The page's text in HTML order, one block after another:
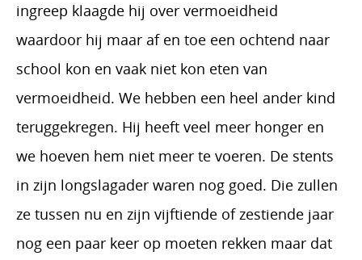
ingreep klaagde hij over vermoeidheid
waardoor hij maar af en toe een ochtend naar
school kon en vaak niet kon eten van
vermoeidheid. We hebben een heel ander kind
teruggekregen. Hij heeft veel meer honger en
we hoeven hem niet meer te voeren. De stents
in zijn longslagader waren nog goed. Die zullen
ze tussen nu en zijn vijftiende of zestiende jaar
nog een paar keer op moeten rekken maar dat